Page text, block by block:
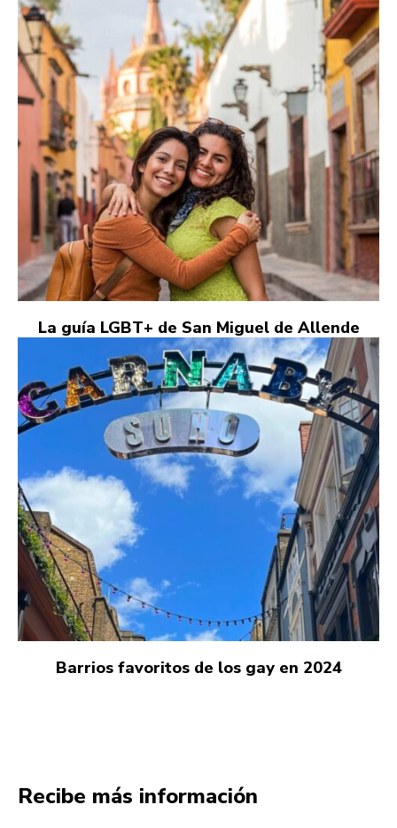
La guía LGBT+ de San Miguel de Allende
Barrios favoritos de los gay en 2024
Recibe más información